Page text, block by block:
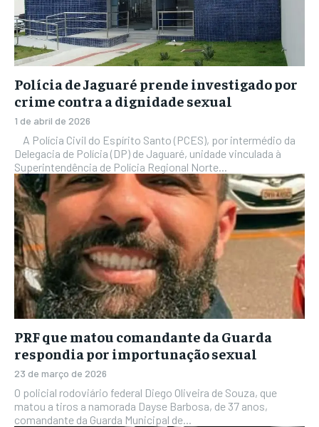
Polícia de Jaguaré prende investigado por
crime contra a dignidade sexual
1 de abril de 2026
Delegacia de Polícia (DP) de Jaguaré, unidade vinculada à
Superintendência de Polícia Regional Norte...
PRF que matou comandante da Guarda
respondia por importunação sexual
23 de março de 2026
O policial rodoviário federal Diego Oliveira de Souza, que
matou a tiros a namorada Dayse Barbosa, de 37 anos,
comandante da Guarda Municipal de...